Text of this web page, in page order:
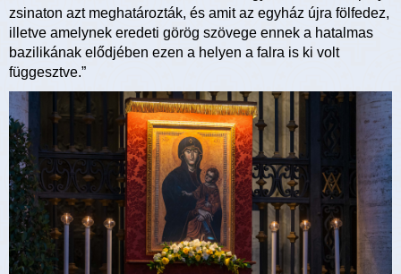
zsinaton azt meghatározták, és amit az egyház újra fölfedez,
illetve amelynek eredeti görög szövege ennek a hatalmas
bazilikának elődjében ezen a helyen a falra is ki volt
függesztve.”